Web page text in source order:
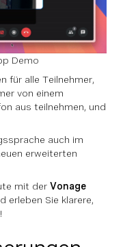
Demo
für alle Teilnehmer,
von einem
aus teilnehmen, und
auch im
erweiterten
mit der Vonage
erleben Sie klarere,